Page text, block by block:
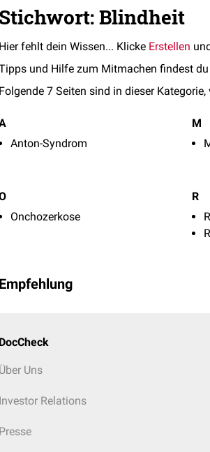
Stichwort: Blindheit
Hier fehlt dein Wissen... Klicke Erstellen
und Hilfe zum Mitmachen findest
Folgende 7 Seiten sind in dieser
Anton-Syndrom
M
Onchozerkose
R
Empfehlung
DocCheck
Über Uns
Investor Relations
Presse